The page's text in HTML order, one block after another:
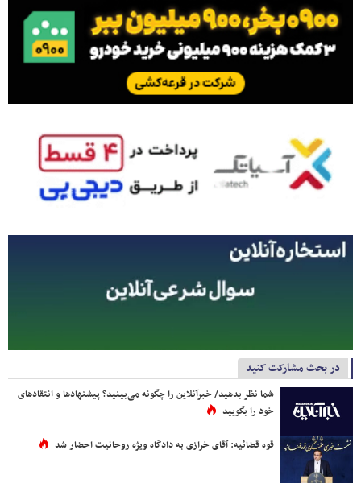
در بحث مشارکت کنید
شما نظر بدهید/ خبرآنلاین را چگونه می‌بینید؟ پیشنهادها و انتقادهای
خود را بگویید
قوه قضائیه: آقای خرازی به دادگاه ویژه روحانیت احضار شد